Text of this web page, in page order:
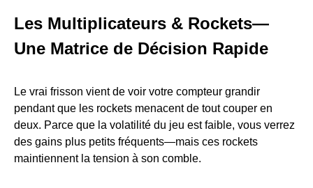
Les Multiplicateurs & Rockets—
Une Matrice de Décision Rapide
Le vrai frisson vient de voir votre compteur grandir
pendant que les rockets menacent de tout couper en
deux. Parce que la volatilité du jeu est faible, vous verrez
des gains plus petits fréquents—mais ces rockets
maintiennent la tension à son comble.